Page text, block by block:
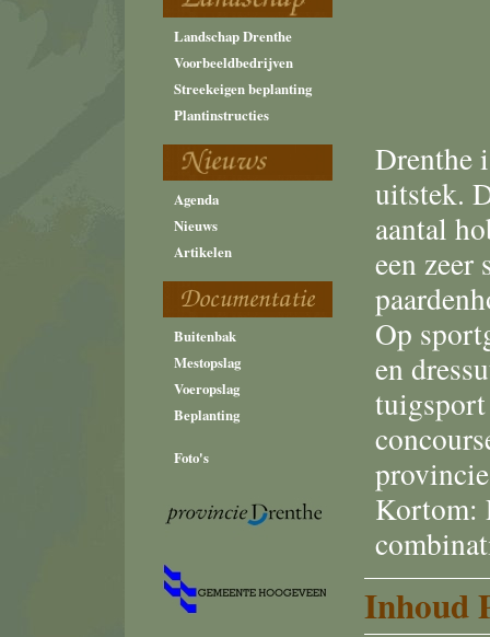
Drenthe
uitstek.
aantal
een zeer
Op
en
tuigsport
Kortom:
Inhoud
Landschap Drenthe
Voorbeeldbedrijven
Streekeigen beplanting
Plantinstructies
Agenda
Nieuws
Artikelen
Buitenbak
Mestopslag
Voeropslag
Beplanting
Foto's